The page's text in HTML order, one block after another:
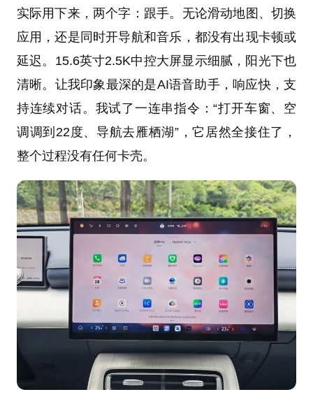
实际用下来，两个字：跟手。无论滑动地图、切换
应用，还是同时开导航和音乐，都没有出现卡顿或
延迟。15.6英寸2.5K中控大屏显示细腻，阳光下也
清晰。让我印象最深的是AI语音助手，响应快，支
持连续对话。我试了一连串指令：“打开车窗、空
调调到22度、导航去雁栖湖”，它居然全接住了，
整个过程没有任何卡壳。